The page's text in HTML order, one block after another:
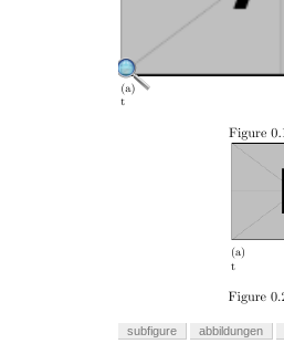
subfigure abbildungen